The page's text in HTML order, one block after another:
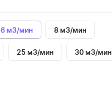
6 м3/мин 8 м3/мин
25 м3/мин 30 м3/мин